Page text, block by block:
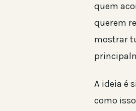
quem
querem
mostrar
A ideia é
como